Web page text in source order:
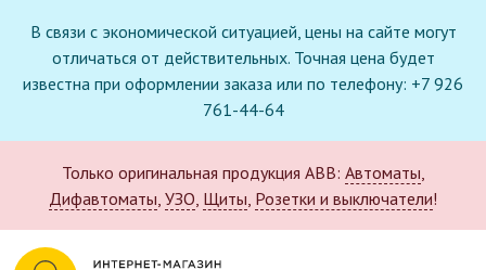
В связи с экономической ситуацией, цены на сайте могут
отличаться от действительных. Точная цена будет
известна при оформлении заказа или по телефону: +7 926
761-44-64
Только оригинальная продукция ABB: Автоматы,
Дифавтоматы, УЗО, Щиты, Розетки и выключатели!